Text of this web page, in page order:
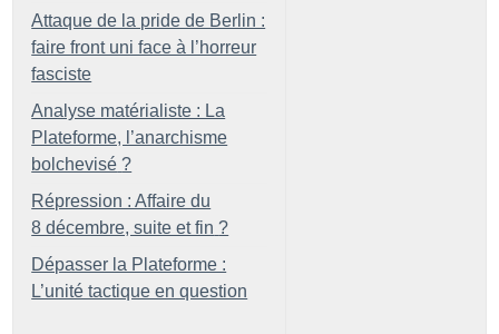
Attaque de la pride de Berlin :
faire front uni face à l’horreur
fasciste
Analyse matérialiste : La
Plateforme, l’anarchisme
bolchevisé ?
Répression : Affaire du
8 décembre, suite et fin ?
Dépasser la Plateforme :
L’unité tactique en question